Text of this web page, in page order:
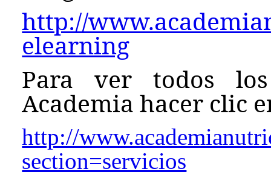
http://
elearning
Para ver todos
Academia hacer clic
http://
section=servicios